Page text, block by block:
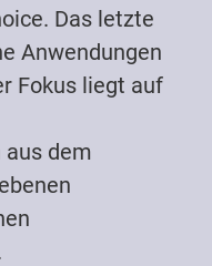
Das letzte
Anwendungen
Fokus liegt auf
dem